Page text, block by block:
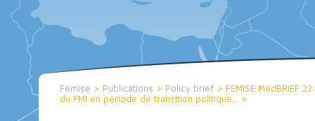
Femise > Publications > Policy brief > FEMISE MedBRIEF
du FMI en période de transition politique… »